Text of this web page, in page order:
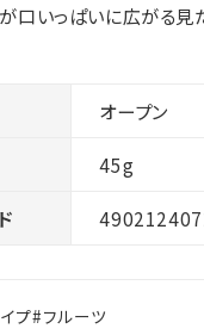
口いっぱいに広がる見
オープン
45g
プ#フルーツ